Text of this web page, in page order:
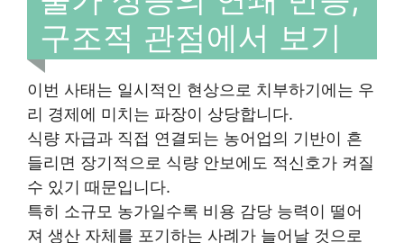
구조적 관점에서 보기
이번 사태는 일시적인 현상으로 치부하기에는 우
리 경제에 미치는 파장이 상당합니다.
식량 자급과 직접 연결되는 농어업의 기반이 흔
들리면 장기적으로 식량 안보에도 적신호가 켜질
수 있기 때문입니다.
특히 소규모 농가일수록 비용 감당 능력이 떨어
져 생산 자체를 포기하는 사례가 늘어날 것으로